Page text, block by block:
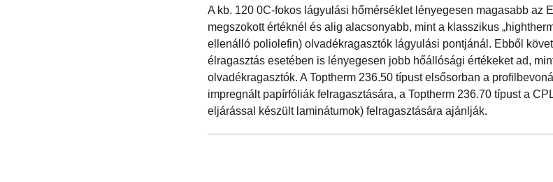
A kb. 120 0C-fokos lágyulási hőmérséklet lényegesen magasabb az
megszokott értéknél és alig alacsonyabb, mint a klasszikus
ellenálló poliolefin) olvadékragasztók lágyulási pontjánál. Ebből
élragasztás esetében is lényegesen jobb hőállósági értékeket ad,
olvadékragasztók. A Toptherm 236.50 típust elsősorban a
impregnált papírfóliák felragasztására, a Toptherm 236.70 típust a
eljárással készült laminátumok) felragasztására ajánlják.